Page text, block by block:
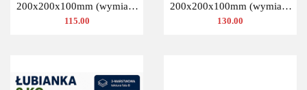
200x200x100mm (wymiary
wewnętrzne)
115.00
200x200x100mm (wymiary
wewnętrzne)
130.00